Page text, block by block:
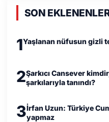
SON
1Yaşlanan nüfusun gizli
2Şarkıcı Cansever
şarkılarıyla tanındı?
3İrfan Uzun: Türkiye
yapmaz